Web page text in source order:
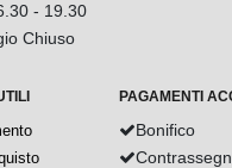
- 19.30
Chiuso
PAGAMENTI
Bonifico